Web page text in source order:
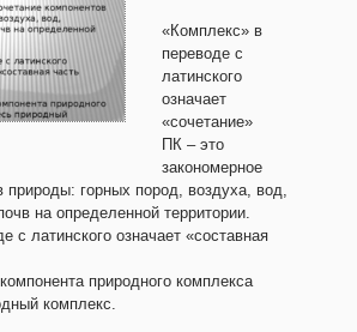
«Комплекс» в
переводе с
латинского
означает
«сочетание»
ПК – это
закономерное
природы: горных пород, воздуха, вод,
на определенной территории.
с латинского означает «составная
природного комплекса
комплекс.